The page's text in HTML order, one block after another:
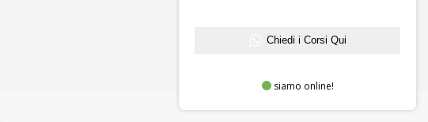
Chiedi i Corsi Qui
siamo online!